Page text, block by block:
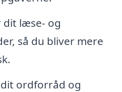
dit læse- og
så du bliver mere
dit ordforråd og